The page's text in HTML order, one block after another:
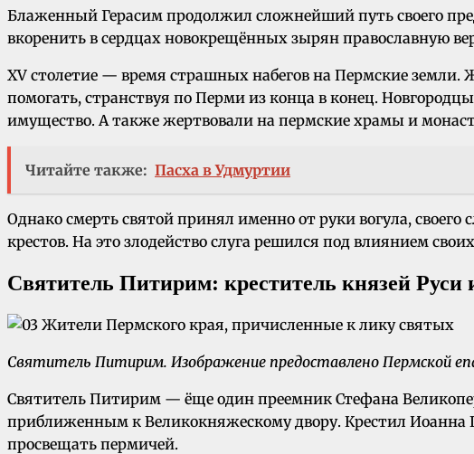
Блаженный Герасим продолжил сложнейший путь своего
вкоренить в сердцах новокрещённых зырян православную
XV столетие — время страшных набегов на Пермские земли.
помогать, странствуя по Перми из конца в конец.
имущество. А также жертвовали на пермские храмы и
Читайте также: Пасха в Удмуртии
Однако смерть святой принял именно от руки вогула,
крестов. На это злодейство слуга решился под влиянием
Святитель Питирим: креститель князей
Святитель Питирим. Изображение предоставлено Пермской
Святитель Питирим — ёще один преемник Стефана
приближенным к Великокняжескому двору. Крестил Иоанна
просвещать пермичей.